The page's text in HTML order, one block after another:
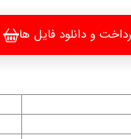
و دانلود فایل ها